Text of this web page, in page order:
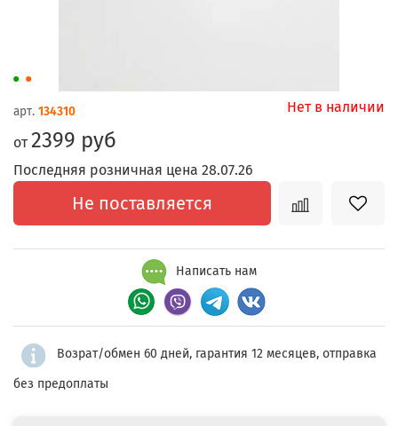
арт. 134310 Нет в наличии
от2399 руб
Последняя розничная цена 28.07.26
Не поставляется
Написать нам
Возрат/обмен 60 дней, гарантия 12 месяцев, отправка
без предоплаты